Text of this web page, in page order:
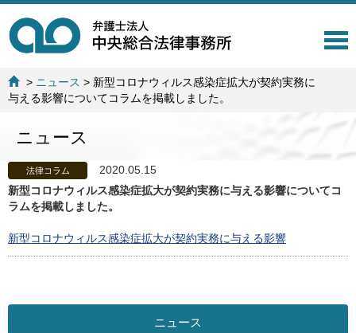
T
g
> ニュース > 新型コロナウィルス感染症拡大が契約実務に
与える影響についてコラムを掲載しました。
ニュース
法律コラム
2020.05.15
新型コロナウィルス感染症拡大が契約実務に与える影響についてコ
ラムを掲載しました。
新型コロナウィルス感染症拡大が契約実務に与える影響
ニュース